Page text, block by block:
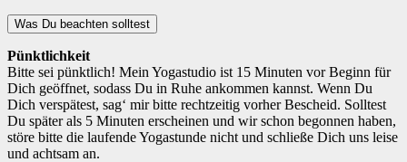
Was Du beachten solltest
Pünktlichkeit
Bitte sei pünktlich! Mein Yogastudio ist 15 Minuten vor Beginn für
Dich geöffnet, sodass Du in Ruhe ankommen kannst. Wenn Du
Dich verspätest, sag‘ mir bitte rechtzeitig vorher Bescheid. Solltest
Du später als 5 Minuten erscheinen und wir schon begonnen haben,
störe bitte die laufende Yogastunde nicht und schließe Dich uns leise
und achtsam an.